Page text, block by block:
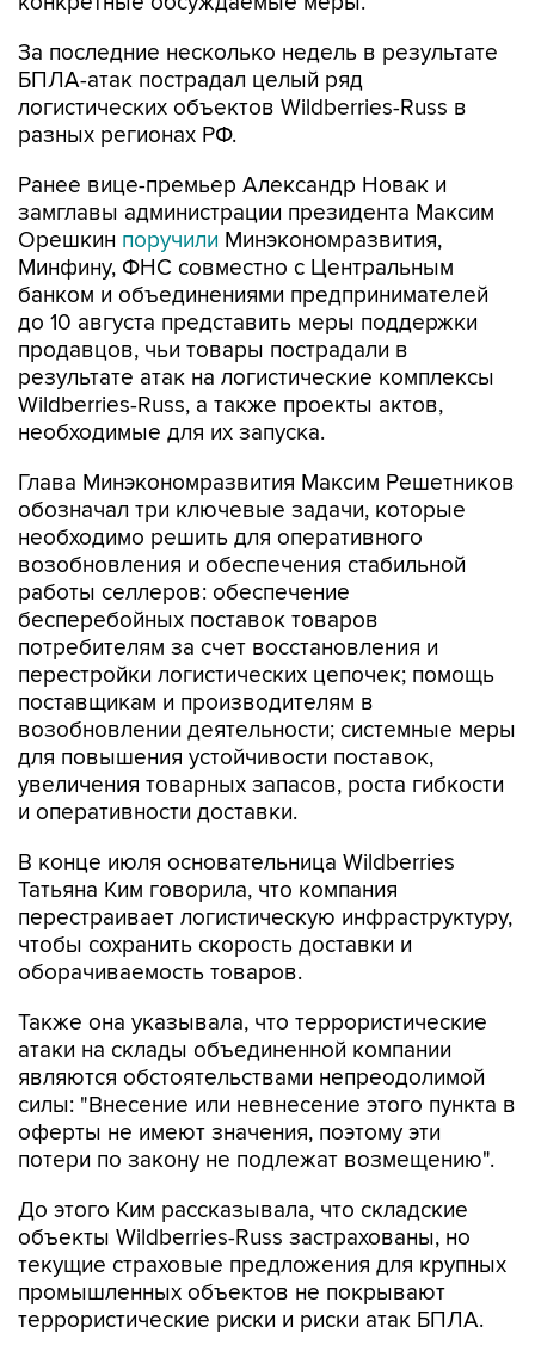
За последние несколько недель в результате
БПЛА-атак пострадал целый ряд
логистических объектов Wildberries-Russ в
разных регионах РФ.
Ранее вице-премьер Александр Новак и
замглавы администрации президента Максим
Орешкин поручили Минэкономразвития,
Минфину, ФНС совместно с Центральным
банком и объединениями предпринимателей
до 10 августа представить меры поддержки
продавцов, чьи товары пострадали в
результате атак на логистические комплексы
Wildberries-Russ, а также проекты актов,
необходимые для их запуска.
Глава Минэкономразвития Максим Решетников
обозначал три ключевые задачи, которые
необходимо решить для оперативного
возобновления и обеспечения стабильной
работы селлеров: обеспечение
бесперебойных поставок товаров
потребителям за счет восстановления и
перестройки логистических цепочек; помощь
поставщикам и производителям в
возобновлении деятельности; системные меры
для повышения устойчивости поставок,
увеличения товарных запасов, роста гибкости
и оперативности доставки.
В конце июля основательница Wildberries
Татьяна Ким говорила, что компания
перестраивает логистическую инфраструктуру,
чтобы сохранить скорость доставки и
оборачиваемость товаров.
Также она указывала, что террористические
атаки на склады объединенной компании
являются обстоятельствами непреодолимой
силы: "Внесение или невнесение этого пункта в
оферты не имеют значения, поэтому эти
потери по закону не подлежат возмещению".
До этого Ким рассказывала, что складские
объекты Wildberries-Russ застрахованы, но
текущие страховые предложения для крупных
промышленных объектов не покрывают
террористические риски и риски атак БПЛА.